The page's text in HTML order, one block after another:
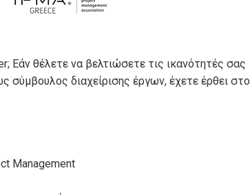
Εάν θέλετε να βελτιώσετε τις ικανότητές σας
διαχείρισης έργων, έχετε έρθει στο
Management